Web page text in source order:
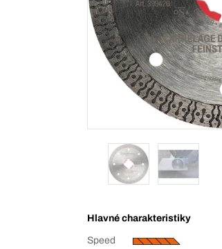
Hlavné charakteristiky
Speed